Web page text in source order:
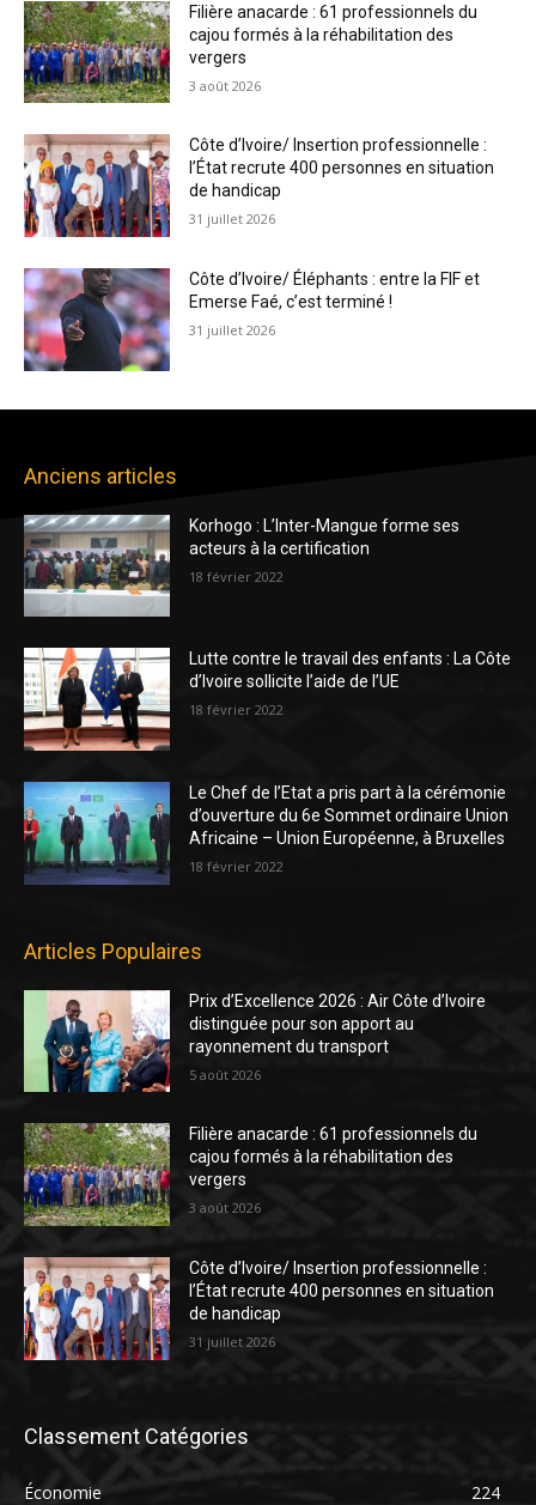
Filière anacarde : 61 professionnels du
cajou formés à la réhabilitation des
vergers
3 août 2026
Côte d’Ivoire/ Insertion professionnelle :
l’État recrute 400 personnes en situation
de handicap
31 juillet 2026
Côte d’Ivoire/ Éléphants : entre la FIF et
Emerse Faé, c’est terminé !
31 juillet 2026
Anciens articles
Korhogo : L’Inter-Mangue forme ses
acteurs à la certification
18 février 2022
Lutte contre le travail des enfants : La Côte
d’Ivoire sollicite l’aide de l’UE
18 février 2022
Le Chef de l’Etat a pris part à la cérémonie
d’ouverture du 6e Sommet ordinaire Union
Africaine – Union Européenne, à Bruxelles
18 février 2022
Articles Populaires
Prix d’Excellence 2026 : Air Côte d’Ivoire
distinguée pour son apport au
rayonnement du transport
5 août 2026
Filière anacarde : 61 professionnels du
cajou formés à la réhabilitation des
vergers
3 août 2026
Côte d’Ivoire/ Insertion professionnelle :
l’État recrute 400 personnes en situation
de handicap
31 juillet 2026
Classement Catégories
Économie
224